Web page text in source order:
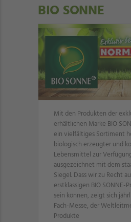
BIO SONNE
Mit den Produkten der
erhältlichen Marke BIO
ein vielfältiges Sortiment
biologisch erzeugter und
Lebensmittel zur
ausgezeichnet mit dem
Siegel. Dass wir zu Recht
erstklassigen BIO SONNE-
sein können, zeigt sich
Fach-Messe, der
Produkte